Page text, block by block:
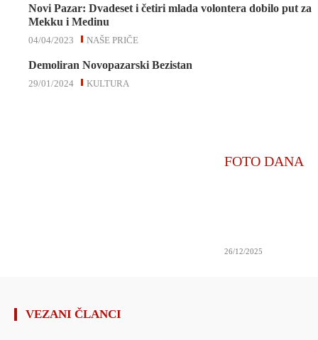
Novi Pazar: Dvadeset i četiri mlada volontera dobilo put za
Mekku i Medinu
NAŠE PRIČE
04/04/2023
Demoliran Novopazarski Bezistan
KULTURA
29/01/2024
FOTO DANA
26/12/2025
VEZANI ČLANCI